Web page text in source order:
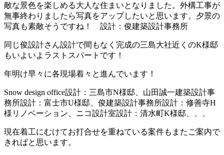
敵な景色を楽しめる大人な住まいとなりました。外構工事が
無事終わりましたら写真をアップしたいと思います。夕景の
写真も素敵そうですね！ 設計：俊建築設計事務所
同じ俊設計さん設計で間もなく完成の三島大社近くのK様邸
もいよいよラストスパートです！
年明け早々に各現場着々と進んでいます！
Snow design office設計：三島市N様邸、山田誠一建築設計事
務所設計：富士市U様邸、俊建築設計事務所設計：修善寺H
様リノベーション、ニコ設計室設計：清水町K様邸、、、
現在着工にむけてお打合せを重ねている案件もまたご案内で
きればと思います。